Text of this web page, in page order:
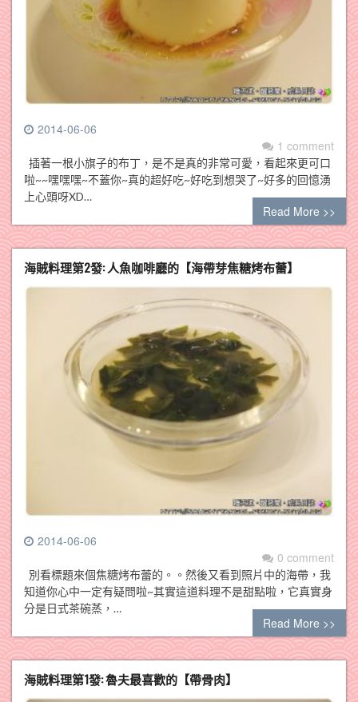
2014-06-06
1 comment
插著一根小旗子的布丁，是不是真的非常可愛，看起來更可口
啦~~嘿嘿嘿~不蓋你~真的超好吃~好吃到想哭了~好多的回憶湧
上心頭呀XD…
Read More >>
海賊料理第2發: 人魚咖啡廳的【海帶芽焦糖烤布蕾】
2014-06-06
0 comment
別看標題來個焦糖烤布蕾的。。然後又看到照片中的海帶，我
知道你心中一定有疑問啦~其實這道料理不是甜點啦，它真實身
分是日式茶碗蒸，…
Read More >>
海賊料理第1發: 魯夫最喜歡的【帶骨肉】